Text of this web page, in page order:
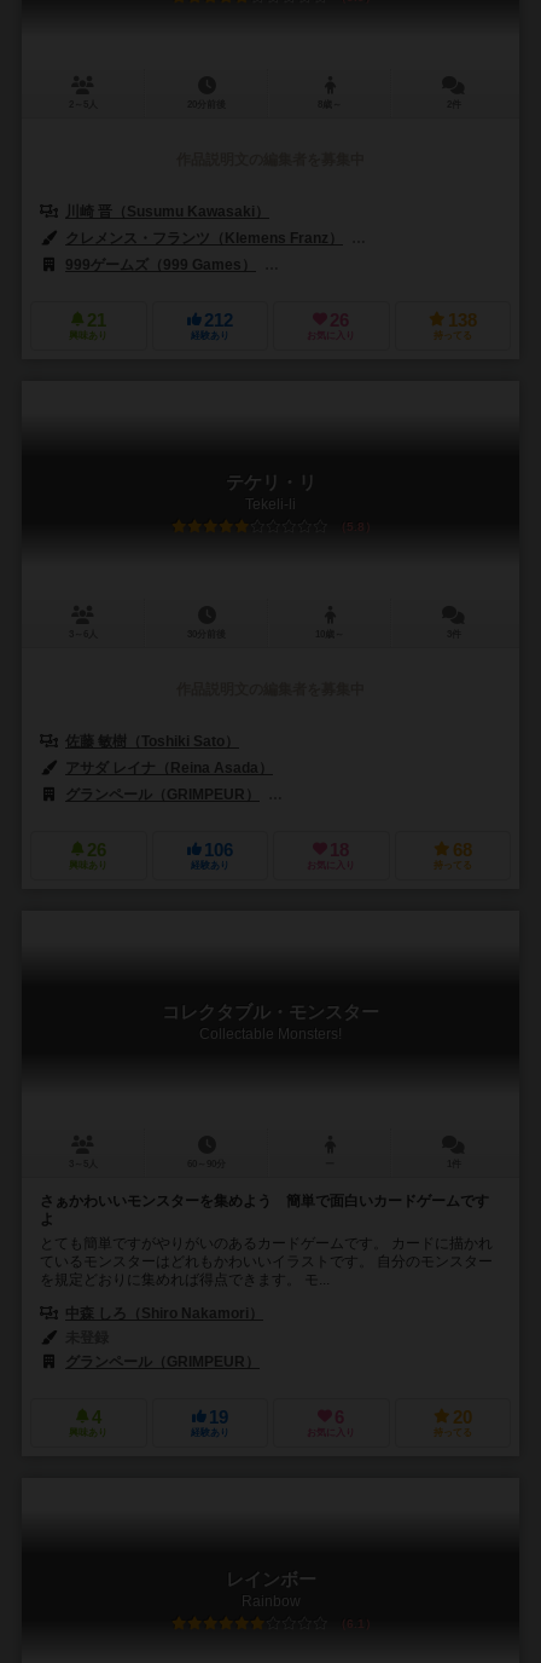
川崎 晋（Susumu Kawasaki）
クレメンス・フランツ（Klemens Franz）
999ゲームズ（999 Games）
21
興味あり
212
経験あり
26
お気に入り
138
持ってる
テケリ・リ
Tekeli-li
5.8
佐藤 敏樹（Toshiki Sato）
アサダ レイナ（Reina Asada）
グランペール（GRIMPEUR）
26
興味あり
106
経験あり
18
お気に入り
68
持ってる
コレクタブル・モンスター
Collectable Monsters!
さぁかわいいモンスターを集めよう 簡単で面白いカードゲームです
よ
とても簡単ですがやりがいのあるカードゲームです。 カードに描かれ
ているモンスターはどれもかわいいイラストです。 自分のモンスター
を規定どおりに集めれば得点できます。 モ...
中森 しろ（Shiro Nakamori）
グランペール（GRIMPEUR）
4
興味あり
19
経験あり
6
お気に入り
20
持ってる
レインボー
Rainbow
6.1